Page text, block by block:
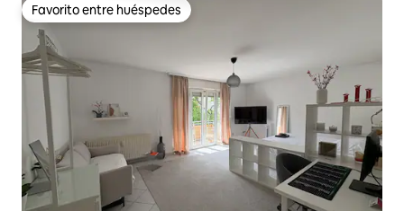
Favorito entre huéspedes
Favorito entre huéspedes